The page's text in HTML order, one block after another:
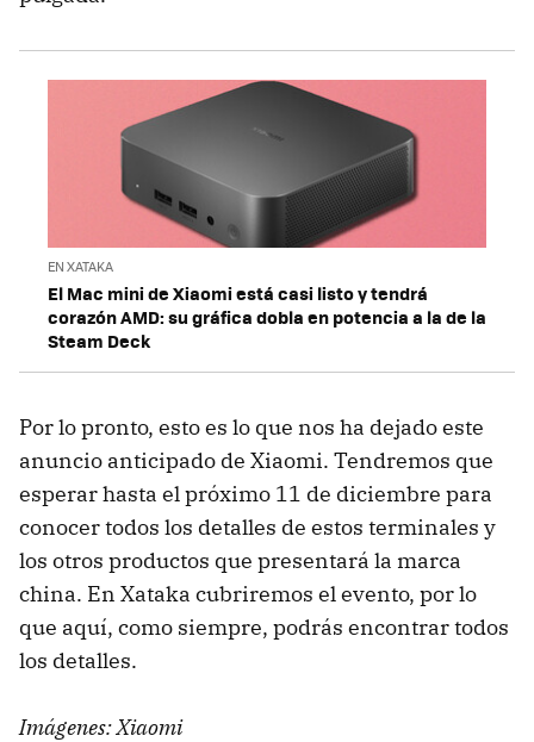
EN XATAKA
El Mac mini de Xiaomi está casi listo y tendrá
corazón AMD: su gráfica dobla en potencia a la de la
Steam Deck
Por lo pronto, esto es lo que nos ha dejado este
anuncio anticipado de Xiaomi. Tendremos que
esperar hasta el próximo 11 de diciembre para
conocer todos los detalles de estos terminales y
los otros productos que presentará la marca
china. En Xataka cubriremos el evento, por lo
que aquí, como siempre, podrás encontrar todos
los detalles.
Imágenes: Xiaomi